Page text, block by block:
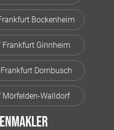
Bockenheim
Frankfurt Ginnheim
Dornbusch
Mörfelden-Walldorf